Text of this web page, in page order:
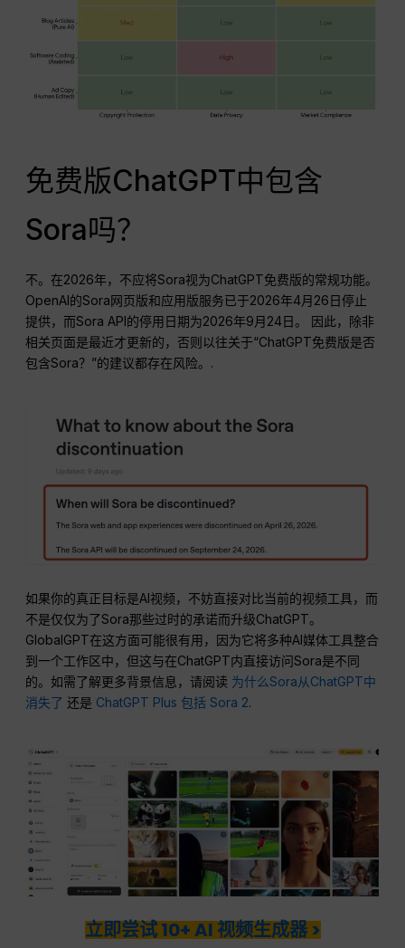
免费版ChatGPT中包含
Sora吗？
不。在2026年，不应将Sora视为ChatGPT免费版的常规功能。
OpenAI的Sora网页版和应用版服务已于2026年4月26日停止
提供，而Sora API的停用日期为2026年9月24日。 因此，除非
相关页面是最近才更新的，否则以往关于“ChatGPT免费版是否
包含Sora？”的建议都存在风险。.
如果你的真正目标是AI视频，不妨直接对比当前的视频工具，而
不是仅仅为了Sora那些过时的承诺而升级ChatGPT。
GlobalGPT在这方面可能很有用，因为它将多种AI媒体工具整合
到一个工作区中，但这与在ChatGPT内直接访问Sora是不同
的。如需了解更多背景信息，请阅读 为什么Sora从ChatGPT中
消失了 还是 ChatGPT Plus 包括 Sora 2.
立即尝试 10+ AI 视频生成器 >